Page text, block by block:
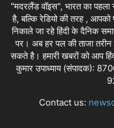
"मदरलैंड वॉइस", भारत का
है, बल्कि रेडियो की तरह , आपको
निकाले जा रहे हिंदी के दैनिक
पर। अब हर पल की ताजा
सकते है। हमारी खबरों को आप
कुमार उपाध्याय (संपादक):
Contact us: